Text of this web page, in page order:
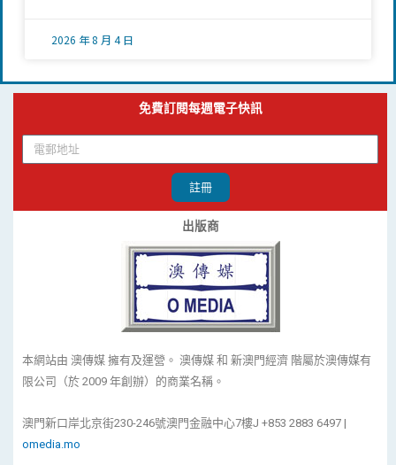
2026 年 8 月 4 日
免費訂閱每週電子快訊
註冊
出版商
本網站由 澳傳媒 擁有及運營。 澳傳媒 和 新澳門經濟 階屬於澳傳媒有
限公司（於 2009 年創辦）的商業名稱。
澳門新口岸北京街230-246號澳門金融中心7樓J +853 2883 6497 |
omedia.mo